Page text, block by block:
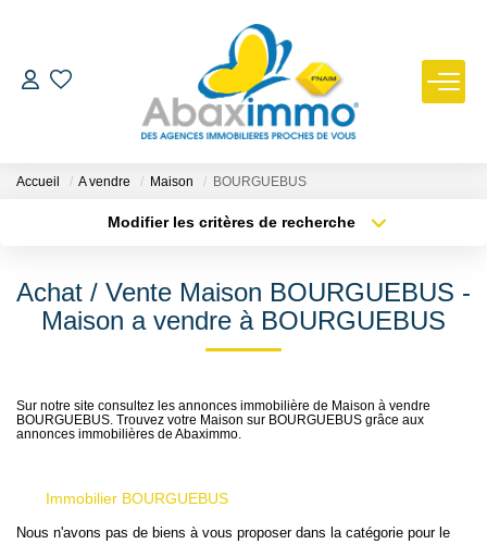
ESTIMER
ACHETER
GÉRER
NOTRE AGENCE
Nous Contacter
Accueil A vendre Maison BOURGUEBUS
Modifier les critères de recherche
Sélectionnez...
Type de bien
Surface min
Créer une alerte
Achat / Vente Maison BOURGUEBUS -
Maison a vendre à BOURGUEBUS
Sur notre site consultez les annonces immobilière de Maison à vendre
BOURGUEBUS. Trouvez votre Maison sur BOURGUEBUS grâce aux
annonces immobilières de Abaximmo.
Immobilier BOURGUEBUS
Nous n'avons pas de biens à vous proposer dans la catégorie pour le